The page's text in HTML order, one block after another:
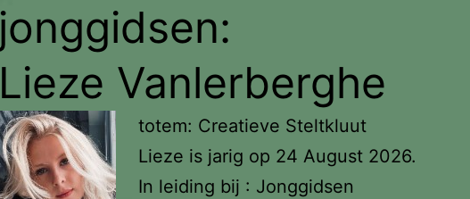
jonggidsen:
Lieze Vanlerberghe
totem: Creatieve Steltkluut
Lieze is jarig op 24 August 2026.
In leiding bij : Jonggidsen